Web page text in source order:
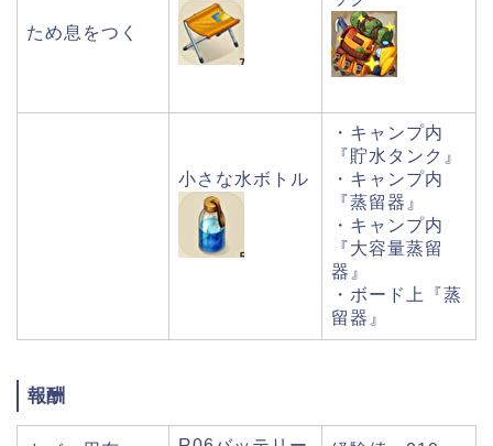
ため息をつく
小さな水ボトル
・キャンプ内
『貯水タンク』
・キャンプ内
『蒸留器』
・キャンプ内
『大容量蒸留
器』
・ボード上『蒸
留器』
報酬